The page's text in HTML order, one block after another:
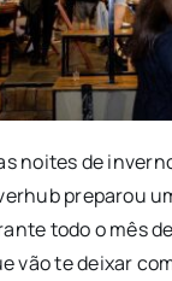
noites de
preparou
todo o mês
vão te deixar